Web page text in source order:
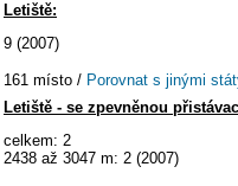
Letiště:
9 (2007)
161 místo / Porovnat s jinými
Letiště - se zpevněnou
celkem: 2
2438 až 3047 m: 2 (2007)